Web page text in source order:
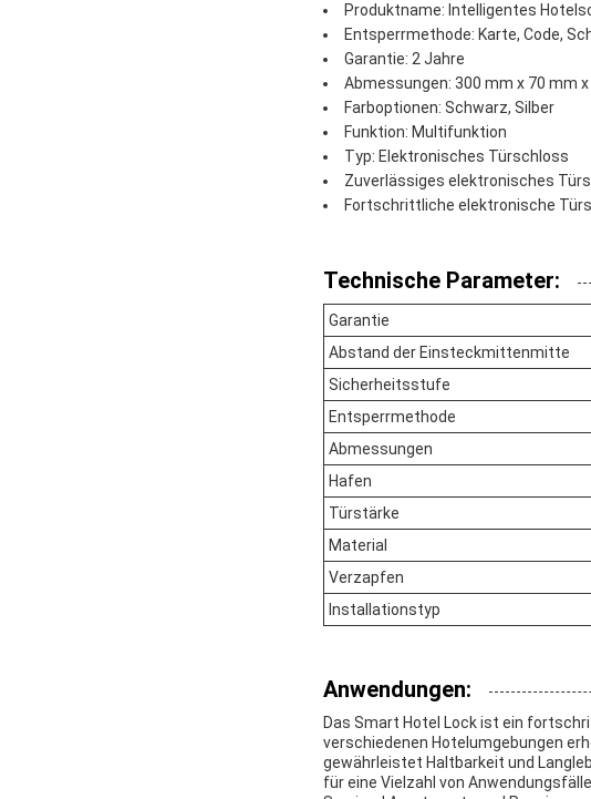
Produktname: Intelligentes
Entsperrmethode: Karte, Code,
Garantie: 2 Jahre
Abmessungen: 300 mm x 70 mm
Farboptionen: Schwarz, Silber
Funktion: Multifunktion
Typ: Elektronisches Türschloss
Zuverlässiges elektronisches
Fortschrittliche elektronische
Technische Parameter:
Garantie
Abstand der Einsteckmittenmitte
Sicherheitsstufe
Entsperrmethode
Abmessungen
Hafen
Türstärke
Material
Verzapfen
Installationstyp
Anwendungen:
Das Smart Hotel Lock ist ein
verschiedenen Hotelumgebungen
gewährleistet Haltbarkeit und
für eine Vielzahl von